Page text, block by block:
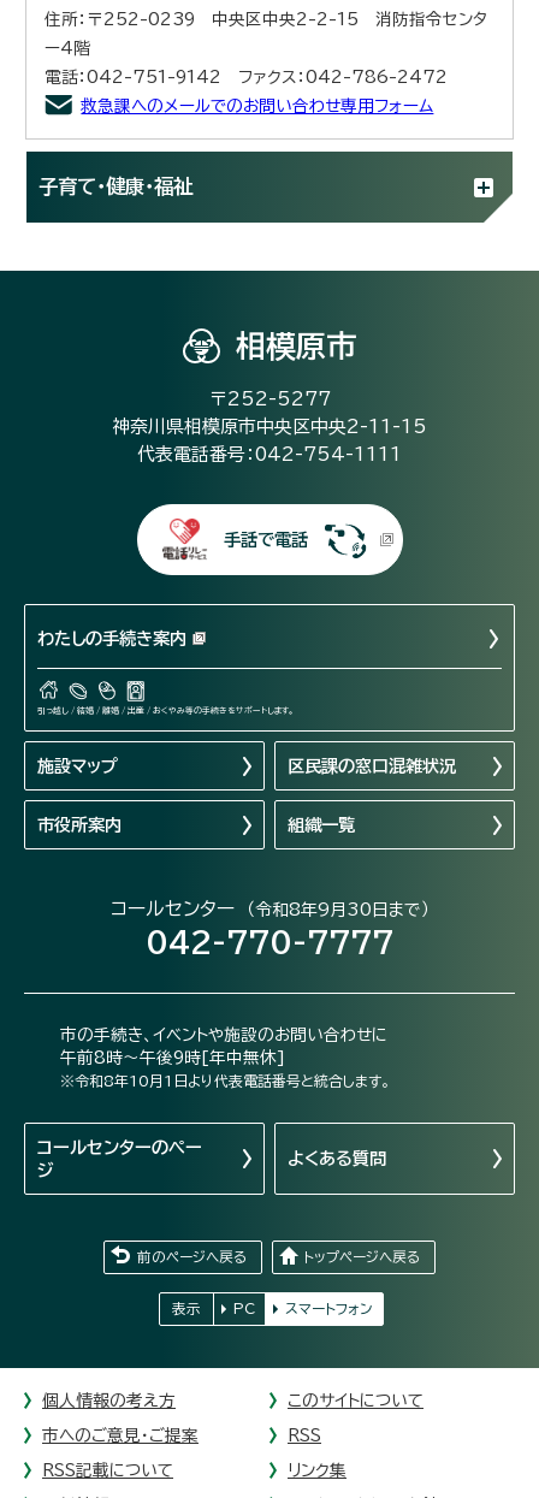
住所：〒252-0239 中央区中央2-2-15 消防指令センタ
ー4階
電話：042-751-9142 ファクス：042-786-2472
救急課へのメールでのお問い合わせ専用フォーム
子育て・健康・福祉
相模原市
〒252-5277
神奈川県相模原市中央区中央2-11-15
代表電話番号：042-754-1111
手話で電話
わたしの手続き案内
引っ越し / 結婚 / 離婚 / 出産 / おくやみ等の手続きをサポートします。
施設マップ 区民課の窓口混雑状況
市役所案内 組織一覧
コールセンター （令和8年9月30日まで）
042-770-7777
市の手続き、イベントや施設のお問い合わせに
午前8時～午後9時[年中無休]
※令和8年10月1日より代表電話番号と統合します。
コールセンターのペー
ジ
よくある質問
前のページへ戻る トップページへ戻る
表示 PC スマートフォン
個人情報の考え方 このサイトについて
市へのご意見・ご提案 RSS
RSS記載について リンク集